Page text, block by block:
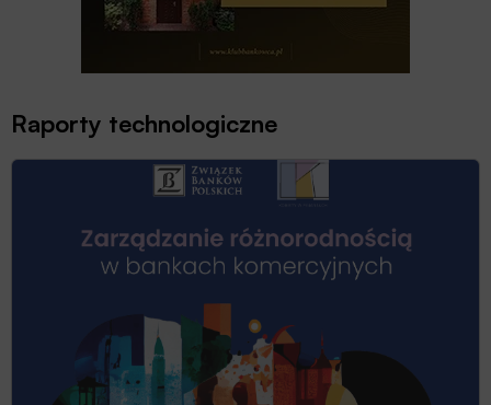
Raporty technologiczne